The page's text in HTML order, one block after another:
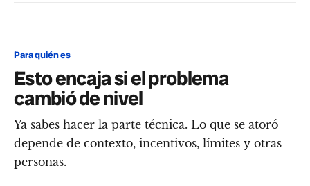
Para quién es
Esto encaja si el problema
cambió de nivel
Ya sabes hacer la parte técnica. Lo que se atoró
depende de contexto, incentivos, límites y otras
personas.